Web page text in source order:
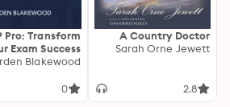
A Country Doctor
Sarah Orne Jewett
2.8
Pro: Transform
Exam Success
Changing
exam results!
Blakewood
0